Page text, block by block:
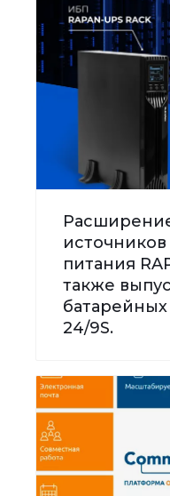
питания
также
батарейных
24/9S.